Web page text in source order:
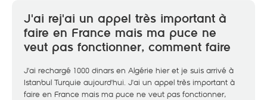
J'ai rej'ai un appel très important à
faire en France mais ma puce ne
veut pas fonctionner, comment faire
J'ai rechargé 1000 dinars en Algérie hier et je suis arrivé à
Istanbul Turquie aujourd'hui. J'ai un appel très important à
faire en France mais ma puce ne veut pas fonctionner,